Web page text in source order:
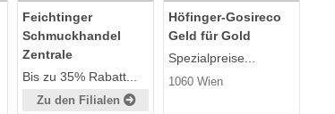
Feichtinger
Schmuckhandel
Zentrale
Bis zu 35% Rabatt...
Zu den Filialen
Höfinger-Gosireco
Geld für Gold
Spezialpreise...
1060 Wien